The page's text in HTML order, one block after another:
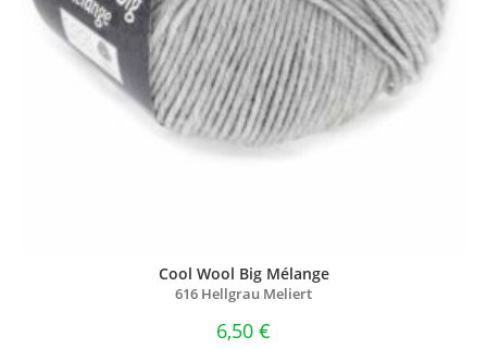
Cool Wool Big Mélange
616 Hellgrau Meliert
6,50 €